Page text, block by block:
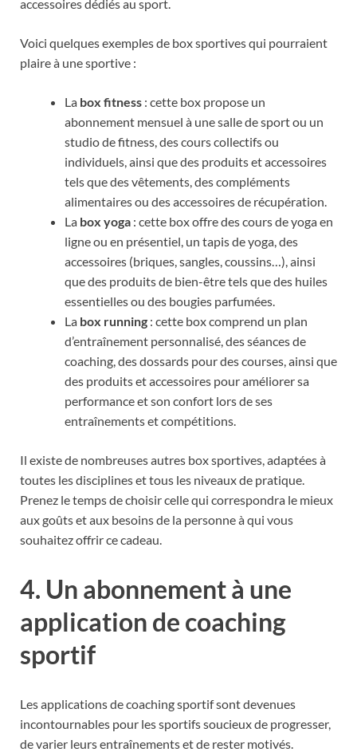
accessoires dédiés au sport.
Voici quelques exemples de box sportives qui pourraient
plaire à une sportive :
La box fitness : cette box propose un
abonnement mensuel à une salle de sport ou un
studio de fitness, des cours collectifs ou
individuels, ainsi que des produits et accessoires
tels que des vêtements, des compléments
alimentaires ou des accessoires de récupération.
La box yoga : cette box offre des cours de yoga en
ligne ou en présentiel, un tapis de yoga, des
accessoires (briques, sangles, coussins…), ainsi
que des produits de bien-être tels que des huiles
essentielles ou des bougies parfumées.
La box running : cette box comprend un plan
d’entraînement personnalisé, des séances de
coaching, des dossards pour des courses, ainsi que
des produits et accessoires pour améliorer sa
performance et son confort lors de ses
entraînements et compétitions.
Il existe de nombreuses autres box sportives, adaptées à
toutes les disciplines et tous les niveaux de pratique.
Prenez le temps de choisir celle qui correspondra le mieux
aux goûts et aux besoins de la personne à qui vous
souhaitez offrir ce cadeau.
4. Un abonnement à une
application de coaching
sportif
Les applications de coaching sportif sont devenues
incontournables pour les sportifs soucieux de progresser,
de varier leurs entraînements et de rester motivés.